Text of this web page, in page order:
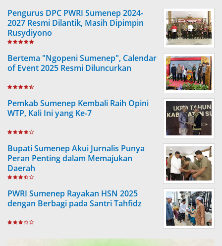
Pengurus DPC PWRI Sumenep 2024-
2027 Resmi Dilantik, Masih Dipimpin
Rusydiyono
Bertema "Ngopeni Sumenep", Calendar
of Event 2025 Resmi Diluncurkan
Pemkab Sumenep Kembali Raih Opini
WTP, Kali Ini yang Ke-7
Bupati Sumenep Akui Jurnalis Punya
Peran Penting dalam Memajukan
Daerah
PWRI Sumenep Rayakan HSN 2025
dengan Berbagi pada Santri Tahfidz